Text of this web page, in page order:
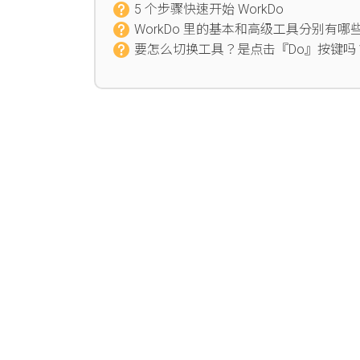
5 个步骤快速开始 WorkDo
WorkDo 里的基本和高级工具分别有哪
要怎么切换工具？是点击『Do』按键吗